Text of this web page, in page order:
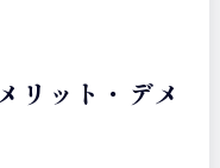
リット・デメ